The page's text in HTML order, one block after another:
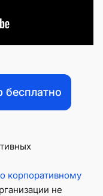
бесплатно
корпоративному
не